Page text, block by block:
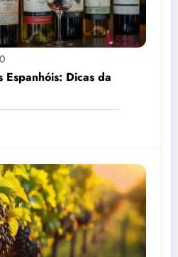
0
Espanhóis: Dicas da